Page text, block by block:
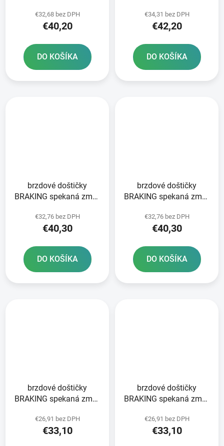
ks v balení
€32,68 bez DPH
€40,20
DO KOŠÍKA
ks v balení
€34,31 bez DPH
€42,20
DO KOŠÍKA
brzdové doštičky
BRAKING spekaná zmes
€32,76 bez DPH
€40,30
DO KOŠÍKA
brzdové doštičky
BRAKING spekaná zmes
€32,76 bez DPH
€40,30
DO KOŠÍKA
brzdové doštičky
BRAKING spekaná zmes
€26,91 bez DPH
€33,10
brzdové doštičky
BRAKING spekaná zmes
€26,91 bez DPH
€33,10